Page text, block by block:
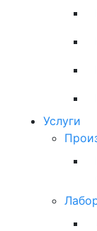
Услуги